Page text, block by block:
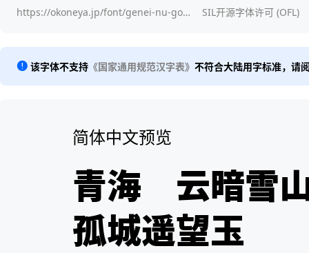
https://okoneya.jp/font/genei-nu-go…
SIL开源字体许可 (OFL)
该字体不支持 《国家通用规范汉字表》 不符合大陆用字标准，请
简体中文预览